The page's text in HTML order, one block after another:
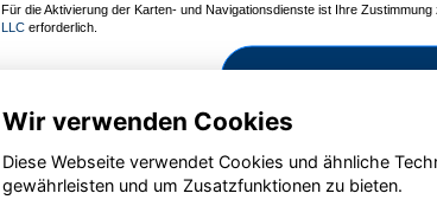
Für die Aktivierung der Karten- und Navigationsdienste ist Ihre Zustimmung
LLC erforderlich.
Wir verwenden Cookies
Diese Webseite verwendet Cookies und ähnliche
gewährleisten und um Zusatzfunktionen zu bieten.